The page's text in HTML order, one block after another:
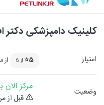
کلینیک دامپزشکی
امتیاز 5⭐ از 5 از
وضعیت مرکز
قبل از